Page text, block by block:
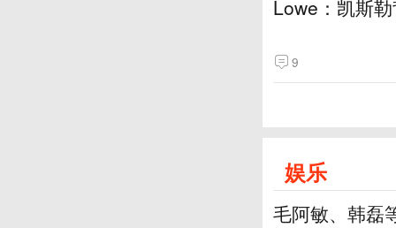
Lowe：凯斯
9
娱乐
毛阿敏、韩磊